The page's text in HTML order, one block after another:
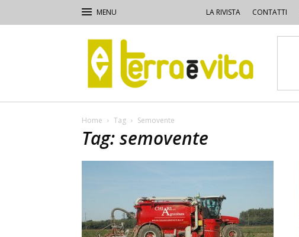
LA RIVISTA CONTATTI
Terra
e
Vita
Home Tag Semovente
Tag: semovente